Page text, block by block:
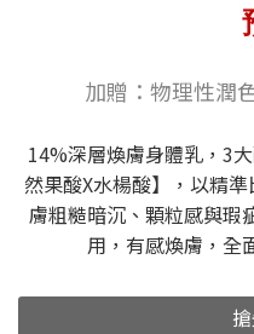
加贈：物理性潤
14%深層煥膚身體乳，3
然果酸X水楊酸】，以精
膚粗糙暗沉、顆粒感與瑕
用，有感煥膚，全